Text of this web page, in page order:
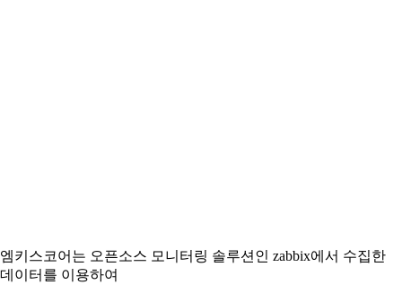
엠키스코어는 오픈소스 모니터링 솔루션인 zabbix에서 수집한
데이터를 이용하여